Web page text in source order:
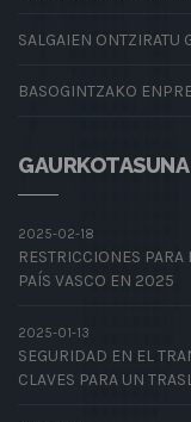
SALGAIEN ONTZIRATU
BASOGINTZAKO
GAURKOTASUNA
2025-02-18
RESTRICCIONES
PAÍS VASCO EN 2025
2025-01-13
SEGURIDAD EN EL
CLAVES PARA UN